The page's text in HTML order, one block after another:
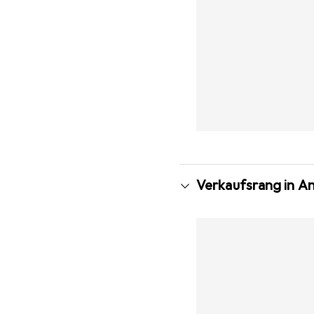
Verkaufsrang in